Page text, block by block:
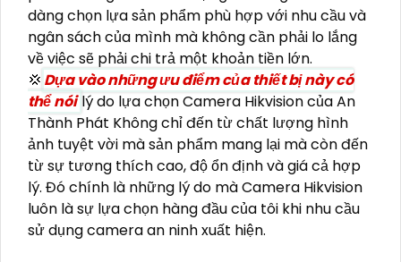
dàng chọn lựa sản phẩm phù hợp với nhu cầu và
ngân sách của mình mà không cần phải lo lắng
về việc sẽ phải chi trả một khoản tiền lớn.
💢 Dựa vào những ưu điểm của thiết bị này có
thể nóilý do lựa chọn Camera Hikvision của An
Thành Phát Không chỉ đến từ chất lượng hình
ảnh tuyệt vời mà sản phẩm mang lại mà còn đến
từ sự tương thích cao, độ ổn định và giá cả hợp
lý. Đó chính là những lý do mà Camera Hikvision
luôn là sự lựa chọn hàng đầu của tôi khi nhu cầu
sử dụng camera an ninh xuất hiện.